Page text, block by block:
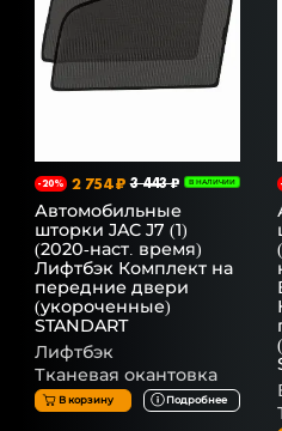
-20% 2 754 ₽ 3 443 ₽ В НАЛИЧИИ
Автомобильные
шторки JAC J7 (1)
(2020-наст. время)
Лифтбэк Комплект на
передние двери
(укороченные)
STANDART
Лифтбэк
Тканевая окантовка
В корзину Подробнее